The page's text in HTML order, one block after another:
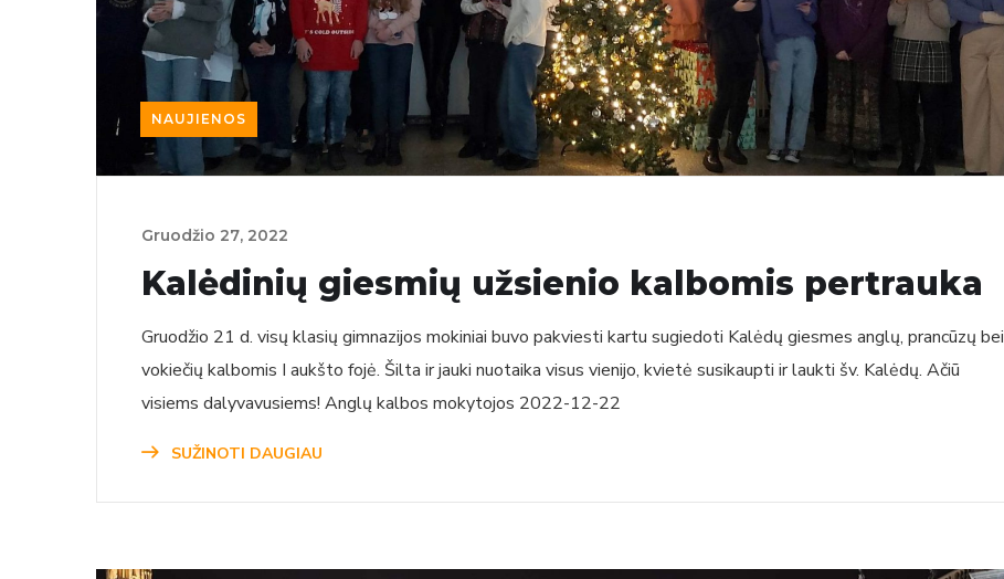
NAUJIENOS
Gruodžio‏‏‎ ‎27‎‎‏‏‎, 2022
Kalėdinių giesmių užsienio kalbomis pertrauka
Gruodžio 21 d. visų klasių gimnazijos mokiniai buvo pakviesti kartu sugiedoti Kalėdų giesmes anglų, prancūzų bei
vokiečių kalbomis I aukšto fojė. Šilta ir jauki nuotaika visus vienijo, kvietė susikaupti ir laukti šv. Kalėdų. Ačiū
visiems dalyvavusiems! Anglų kalbos mokytojos 2022-12-22
SUŽINOTI DAUGIAU